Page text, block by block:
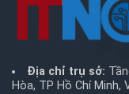
Địa chỉ trụ sở:
Hòa, TP Hồ Chí Minh,